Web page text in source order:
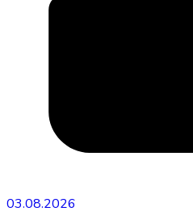
03.08.2026